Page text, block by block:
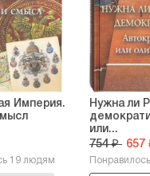
Империя.
19 людям
Нужна ли
или...
754 ₽ 657